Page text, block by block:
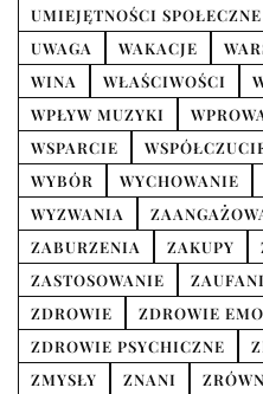
UMIEJĘTNOŚCI SPOŁECZNE
UWAGA
WAKACJE
WINA
WŁAŚCIWOŚCI
WPŁYW MUZYKI
WSPARCIE
WYBÓR
WYCHOWANIE
WYZWANIA
ZABURZENIA
ZAKUPY
ZASTOSOWANIE
ZDROWIE
ZDROWIE
ZDROWIE PSYCHICZNE
ZMYSŁY
ZNANI